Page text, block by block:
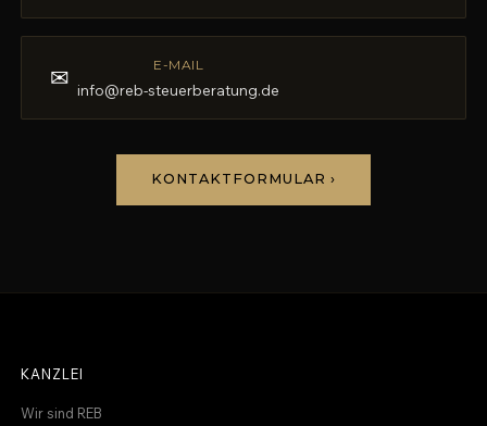
✉ E-MAIL
info@reb-steuerberatung.de
KONTAKTFORMULAR ›
KANZLEI
Wir sind REB